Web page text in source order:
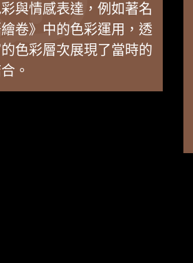
與情感表達，例如著名
卷》中的色彩運用，透
色彩層次展現了當時的
。